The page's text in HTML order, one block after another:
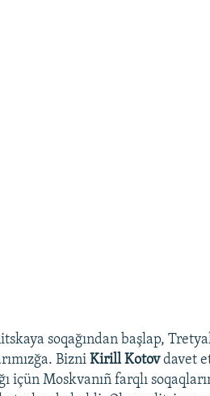
soqağından başlap,
BizniKirill Kotovdavet
içün Moskvanıñ farqlı